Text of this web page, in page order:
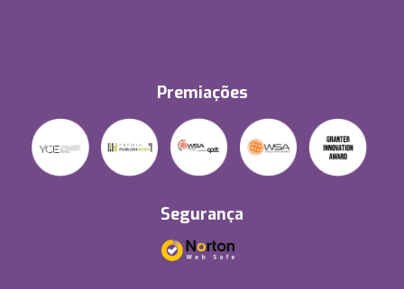
Premiações
Segurança